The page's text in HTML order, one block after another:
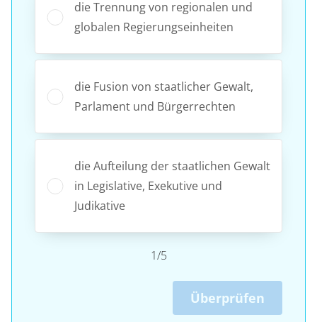
die Trennung von regionalen und
globalen Regierungseinheiten
die Fusion von staatlicher Gewalt,
Parlament und Bürgerrechten
die Aufteilung der staatlichen Gewalt
in Legislative, Exekutive und
Judikative
1/5
Überprüfen